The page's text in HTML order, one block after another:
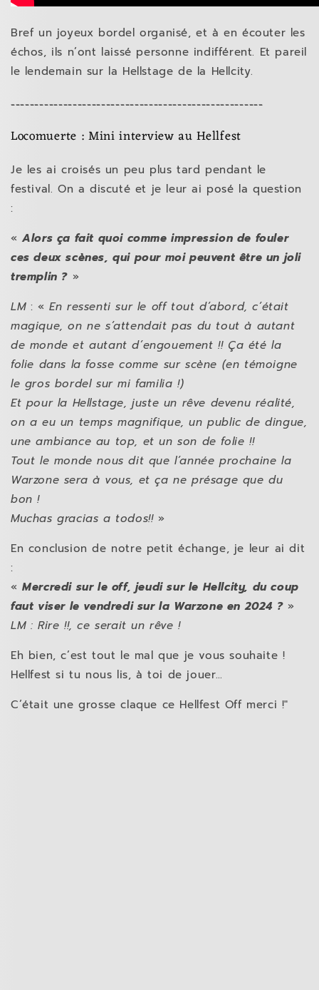
Bref un joyeux bordel organisé, et à en écouter les
échos, ils n’ont laissé personne indifférent. Et pareil
le lendemain sur la Hellstage de la Hellcity.
-----------------------------------------------------
Locomuerte : Mini interview au Hellfest
Je les ai croisés un peu plus tard pendant le
festival. On a discuté et je leur ai posé la question
:
« Alors ça fait quoi comme impression de fouler
ces deux scènes, qui pour moi peuvent être un joli
tremplin ? »
LM : « En ressenti sur le off tout d’abord, c’était
magique, on ne s’attendait pas du tout à autant
de monde et autant d’engouement !! Ça été la
folie dans la fosse comme sur scène (en témoigne
le gros bordel sur mi familia !)
Et pour la Hellstage, juste un rêve devenu réalité,
on a eu un temps magnifique, un public de dingue,
une ambiance au top, et un son de folie !!
Tout le monde nous dit que l’année prochaine la
Warzone sera à vous, et ça ne présage que du
bon !
Muchas gracias a todos!! »
En conclusion de notre petit échange, je leur ai dit
:
« Mercredi sur le off, jeudi sur le Hellcity, du coup
faut viser le vendredi sur la Warzone en 2024 ? »
LM : Rire !!, ce serait un rêve !
Eh bien, c’est tout le mal que je vous souhaite !
Hellfest si tu nous lis, à toi de jouer…
C’était une grosse claque ce Hellfest Off merci !"